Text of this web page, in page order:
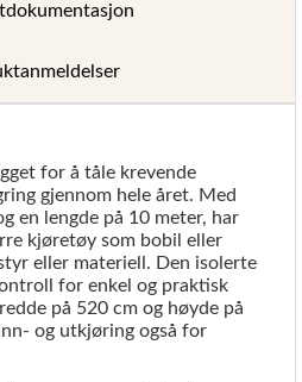
for å tåle krevende
gjennom hele året. Med
en lengde på 10 meter, har
kjøretøy som bobil eller
eller materiell. Den isolerte
for enkel og praktisk
på 520 cm og høyde på
og utkjøring også for